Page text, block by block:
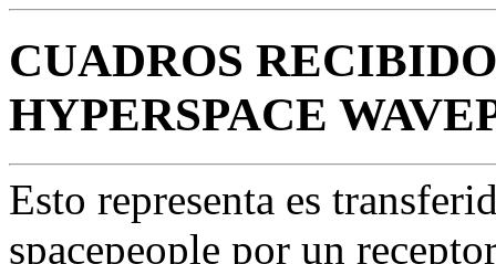
CUADROS
HYPERSPACE
Esto representa es
spacepeople por un